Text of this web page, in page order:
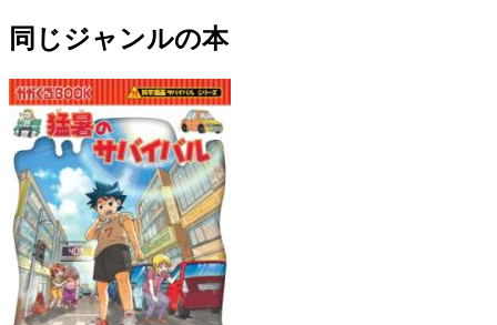
同じジャンルの本